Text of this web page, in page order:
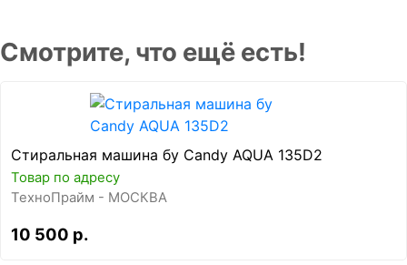
Смотрите, что ещё есть!
Стиральная машина бу Candy AQUA 135D2
Товар по адресу
ТехноПрайм - МОСКВА
10 500 р.